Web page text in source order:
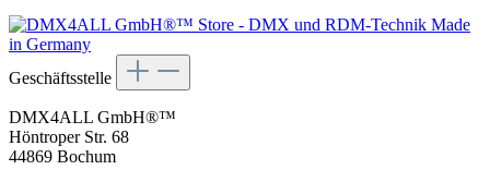
Geschäftsstelle
DMX4ALL GmbH®™
Höntroper Str. 68
44869 Bochum